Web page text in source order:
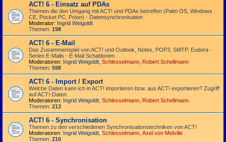
ACT! 6 - Einsatz auf PDAs
Themen die den Umgang mit ACT! und PDAs betreffen (Palm OS, Windows
CE, Pocket PC, Psion) - Datensynchronisation
Moderator: Ingrid Weigoldt
Themen: 198
ACT! 6 - E-Mail
Das Zusammen­spiel von ACT! und Outlook, Notes, POP3, SMTP, Eudora -
Serien E-Mails - E-Mail Schablonen
Moderatoren: Ingrid Weigoldt Schlesselmann Robert Schellmann
Themen: 598
ACT! 6 - Import / Export
Welche Daten kann ich in ACT! importieren bzw. aus ACT! exportieren? Zugriff
auf ACT!-Daten.
Moderatoren: Ingrid Weigoldt Schlesselmann Robert Schellmann
Themen: 213
ACT! 6 - Synchro­nisation
Themen zu den verschiedenen Synchro­nisations­­techniken von ACT!
Moderatoren: Ingrid Weigoldt Schlesselmann Axel von Melville
Themen: 210